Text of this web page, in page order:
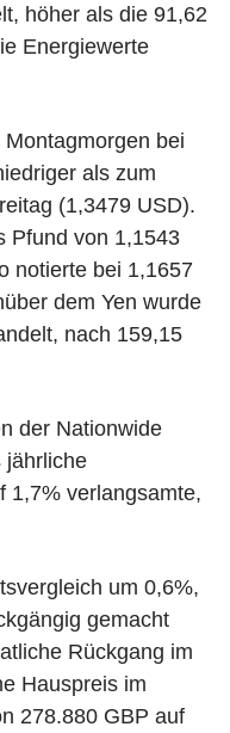
höher als die 91,62
Energiewerte
bei
als zum
(1,3479 USD).
Pfund von 1,1543
notierte bei 1,1657
dem Yen wurde
nach 159,15
der Nationwide
jährliche
1,7% verlangsamte,
um 0,6%,
gemacht
Rückgang im
Hauspreis im
278.880 GBP auf